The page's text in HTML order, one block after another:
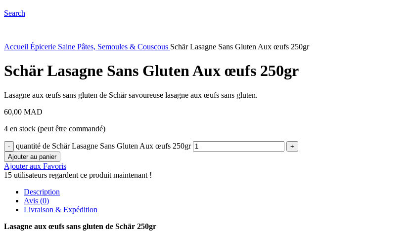
Search
Accueil Épicerie Saine Pâtes, Semoules & Couscous Schär Lasagne Sans Gluten Aux œufs 250gr
Schär Lasagne Sans Gluten Aux œufs 250gr
Lasagne aux œufs sans gluten de Schär savoureuse lasagne aux œufs sans gluten.
60,00 MAD
4 en stock (peut être commandé)
quantité de Schär Lasagne Sans Gluten Aux œufs 250gr
Ajouter au panier
Ajouter aux Favoris
15 utilisateurs regardent ce produit maintenant !
Description
Avis (0)
Livraison & Expédition
Lasagne aux œufs sans gluten de Schär 250gr